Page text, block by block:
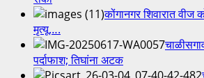
तर्फे
मतिमंद
शाळेत
नई
राह
कोंगानगर शिवारात
मृत्यू….
पर्दाफाश; तिघांना अटक